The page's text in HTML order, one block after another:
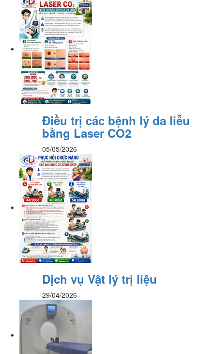
Điều trị các bệnh lý da liễu
bằng Laser CO2
05/05/2026
Dịch vụ Vật lý trị liệu
29/04/2026